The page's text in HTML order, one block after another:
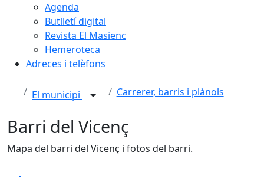
Agenda
Butlletí digital
Revista El Masienc
Hemeroteca
Adreces i telèfons
El municipi Carrerer, barris i plànols
Barri del Vicenç
Mapa del barri del Vicenç i fotos del barri.